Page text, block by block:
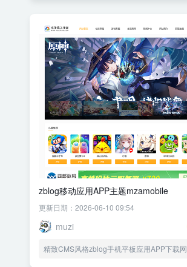
zblog移动应用APP主题mzamobile
更新日期：2026-06-10 09:54
muzi
精致CMS风格zblog手机平板应用APP下载